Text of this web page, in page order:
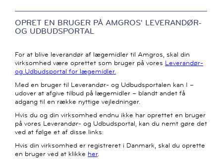
OPRET EN BRUGER PÅ AMGROS' LEVERANDØR-
OG UDBUDSPORTAL
For at blive leverandør af lægemidler til Amgros, skal din
virksomhed være oprettet som bruger på vores Leverandør-
og Udbudsportal for lægemidler.
Med en bruger til Leverandør- og Udbudsportalen kan I –
udover at afgive tilbud på lægemidler – blandt andet få
adgang til en række nyttige vejledninger.
Hvis du og din virksomhed endnu ikke har oprettet en bruger
på vores Leverandør- og Udbudsportal, kan du nemt gøre det
ved at følge et af disse links:
Hvis din virksomhed er registreret i Danmark, skal du oprette
en bruger ved at klikke her.